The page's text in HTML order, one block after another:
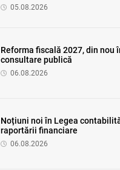
05.08.2026
Reforma fiscală 2027, din nou
consultare publică
06.08.2026
Noțiuni noi în Legea
raportării financiare
06.08.2026